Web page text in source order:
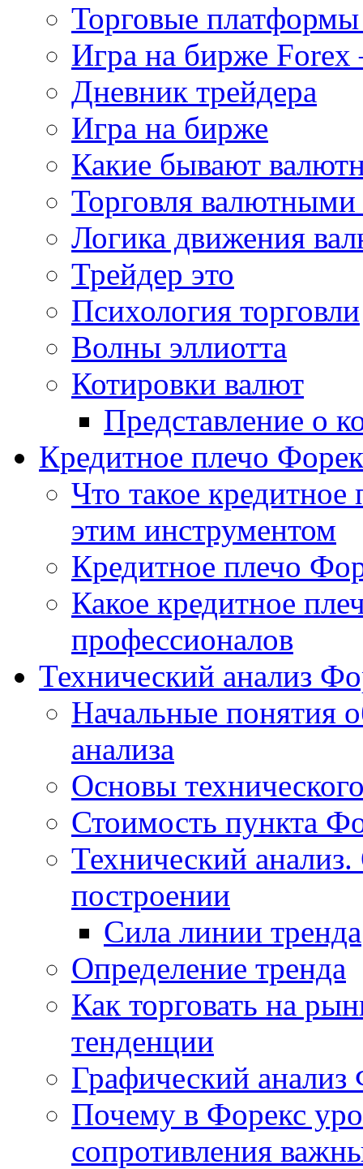
Торговые
Игра на бирже Forex
Дневник трейдера
Игра на бирже
Какие бывают
Торговля
Логика движения
Трейдер это
Психология торговли
Волны эллиотта
Котировки валют
Представление о
Кредитное плечо
Что такое
этим инструментом
Кредитное плечо
Какое кредитное
профессионалов
Технический анализ
Начальные понятия
анализа
Основы
Стоимость пункта
Технический
построении
Сила линии тренда
Определение тренда
Как торговать на
тенденции
Графический анализ
Почему в Форекс
сопротивления